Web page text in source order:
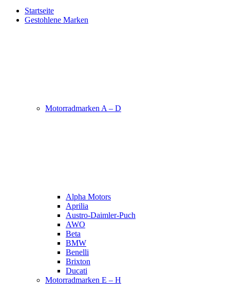
Startseite
Gestohlene Marken
Motorradmarken A – D
Alpha Motors
Aprilia
Austro-Daimler-Puch
AWO
Beta
BMW
Benelli
Brixton
Ducati
Motorradmarken E – H